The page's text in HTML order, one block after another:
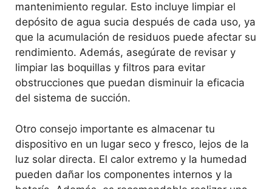
mantenimiento regular. Esto incluye limpiar el
depósito de agua sucia después de cada uso, ya
que la acumulación de residuos puede afectar su
rendimiento. Además, asegúrate de revisar y
limpiar las boquillas y filtros para evitar
obstrucciones que puedan disminuir la eficacia
del sistema de succión.
Otro consejo importante es almacenar tu
dispositivo en un lugar seco y fresco, lejos de la
luz solar directa. El calor extremo y la humedad
pueden dañar los componentes internos y la